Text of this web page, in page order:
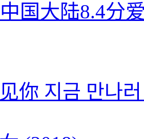
国大陆8.4分
你 지금 만나